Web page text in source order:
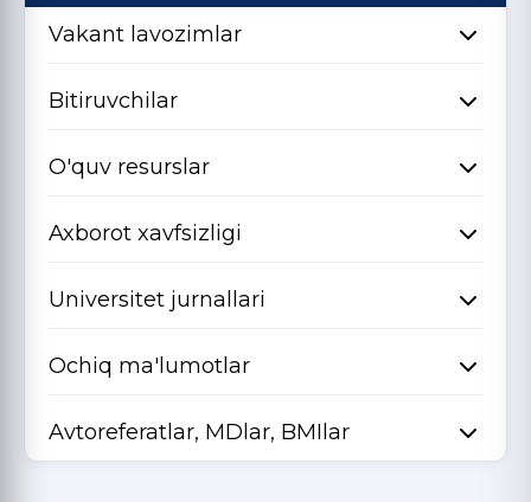
Vakant lavozimlar
Bitiruvchilar
O'quv resurslar
Axborot xavfsizligi
Universitet jurnallari
Ochiq ma'lumotlar
Avtoreferatlar, MDlar, BMIlar